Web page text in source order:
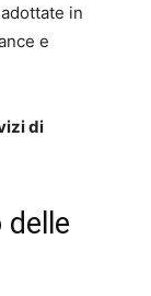
in
e
di
delle